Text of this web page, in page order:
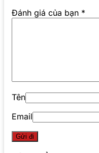
Đánh giá của bạn *
Tên
Email